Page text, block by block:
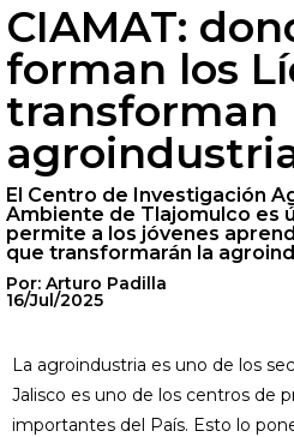
CIAMAT:
forman los
transforman
El Centro de Investigación
Ambiente de Tlajomulco es
permite a los jóvenes
que transformarán la
Por: Arturo Padilla
16/Jul/2025
La agroindustria es uno de los
Jalisco es uno de los centros de
importantes del País. Esto lo